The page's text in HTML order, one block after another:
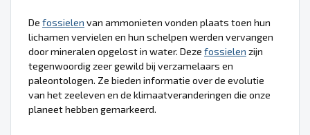
De fossielen van ammonieten vonden plaats toen hun
lichamen vervielen en hun schelpen werden vervangen
door mineralen opgelost in water. Deze fossielen zijn
tegenwoordig zeer gewild bij verzamelaars en
paleontologen. Ze bieden informatie over de evolutie
van het zeeleven en de klimaatveranderingen die onze
planeet hebben gemarkeerd.